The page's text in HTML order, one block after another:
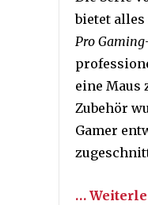
bietet
Pro Gaming
eine Maus
Zubehör
Gamer
…